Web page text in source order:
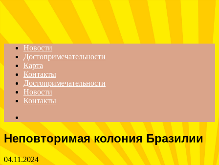
Menu
Новости
Достопримечательности
Карта
Контакты
Достопримечательности
Новости
Контакты
for
Неповторимая колония Бразилии
04.11.2024